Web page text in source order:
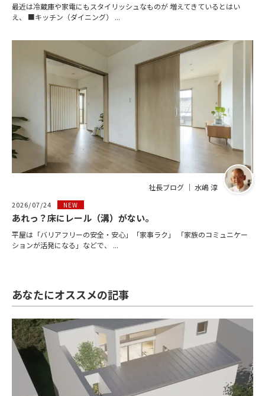
最近は冷蔵庫や家電にもスタイリッシュなものが 増えてきているとはい
え、 ■キッチン（ダイニング） ...
社長ブログ ｜ 水嶋 淳
2026/07/24 NEW
あれっ？床にレール（溝）がない。
平屋は「バリアフリーの安全・安心」「家事ラク」 「家族のコミュニケー
ションが活発になる」などで、 ...
あなたにオススメの記事